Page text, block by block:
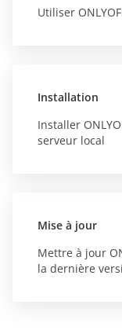
Utiliser
Installation
Installer
serveur local
Mise à jour
Mettre à jour
la dernière